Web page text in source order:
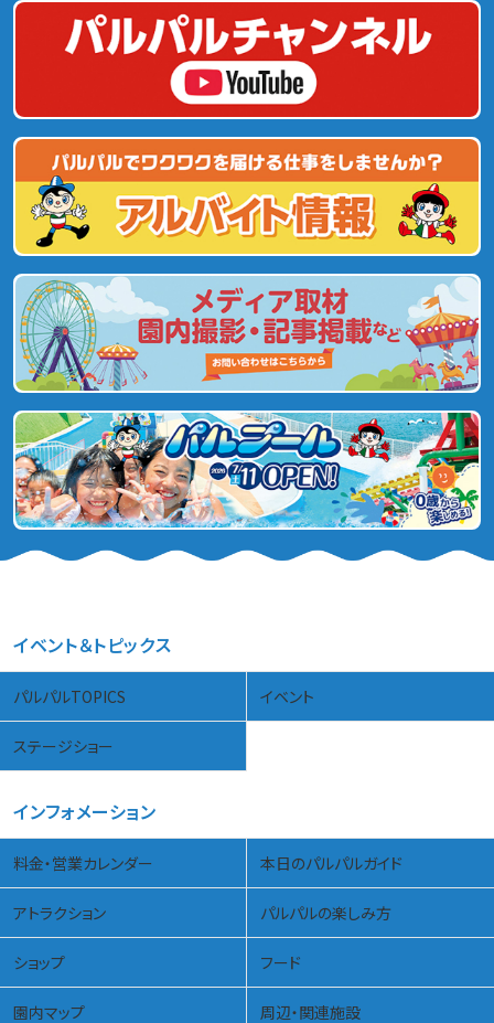
イベント＆トピックス
パルパルTOPICS イベント
ステージショー
インフォメーション
料金・営業カレンダー 本日のパルパルガイド
アトラクション パルパルの楽しみ方
ショップ フード
園内マップ 周辺・関連施設